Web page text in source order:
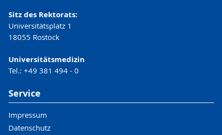
Sitz des Rektorats:
Universitätsplatz 1
18055 Rostock
Universitätsmedizin
Tel.: +49 381 494 - 0
Service
Impressum
Datenschutz